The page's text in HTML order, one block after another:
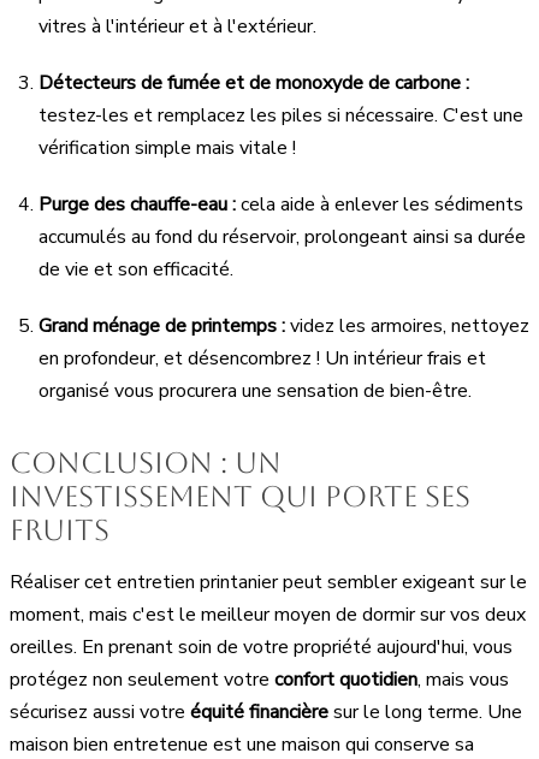
vitres à l'intérieur et à l'extérieur.
Détecteurs de fumée et de monoxyde de carbone :
testez-les et remplacez les piles si nécessaire. C'est une
vérification simple mais vitale !
Purge des chauffe-eau :cela aide à enlever les sédiments
accumulés au fond du réservoir, prolongeant ainsi sa durée
de vie et son efficacité.
Grand ménage de printemps :videz les armoires, nettoyez
en profondeur, et désencombrez ! Un intérieur frais et
organisé vous procurera une sensation de bien-être.
Conclusion : un
investissement qui porte ses
fruits
Réaliser cet entretien printanier peut sembler exigeant sur le
moment, mais c'est le meilleur moyen de dormir sur vos deux
oreilles. En prenant soin de votre propriété aujourd'hui, vous
protégez non seulement votre confort quotidien, mais vous
sécurisez aussi votre équité financièresur le long terme. Une
maison bien entretenue est une maison qui conserve sa